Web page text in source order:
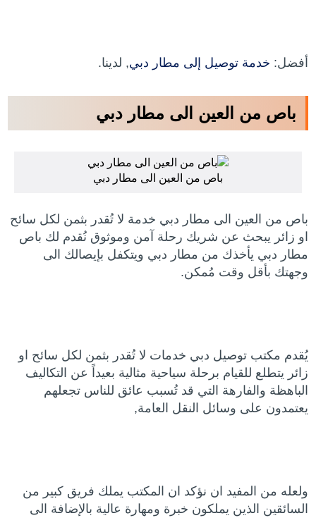
أفضل: خدمة توصيل إلى مطار دبي, لدينا.
باص من العين الى مطار دبي
باص من العين الى مطار دبي
باص من العين الى مطار دبي خدمة لا تُقدر بثمن لكل سائح
او زائر يبحث عن شريك رحلة آمن وموثوق نُقدم لك باص
مطار دبي يأخذك من مطار دبي ويتكفل بإيصالك الى
وجهتك بأقل وقت مُمكن.
يُقدم مكتب توصيل دبي خدمات لا تُقدر بثمن لكل سائح او
زائر يتطلع للقيام برحلة سياحية مثالية بعيداً عن التكاليف
الباهظة والفارهة التي قد تُسبب عائق للناس تجعلهم
يعتمدون على وسائل النقل العامة,
ولعله من المفيد ان نؤكد ان المكتب يملك فريق كبير من
السائقين الذين يملكون خبرة ومهارة عالية بالإضافة الى